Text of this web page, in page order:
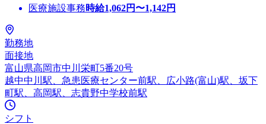
医療施設事務時給1,062円〜1,142円
勤務地
面接地
富山県高岡市中川栄町5番20号
越中中川駅、急患医療センター前駅、広小路(富山)駅、坂下
町駅、高岡駅、志貴野中学校前駅
シフト